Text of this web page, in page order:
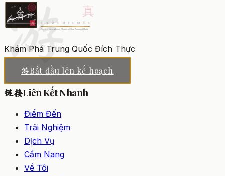
Thượng Hải Thêm vào danh sách
游
Khám Phá Trung Quốc Đích Thực
游Bắt đầu lên kế hoạch
链接Liên Kết Nhanh
Điểm Đến
Trải Nghiệm
Dịch Vụ
Cẩm Nang
Về Tôi